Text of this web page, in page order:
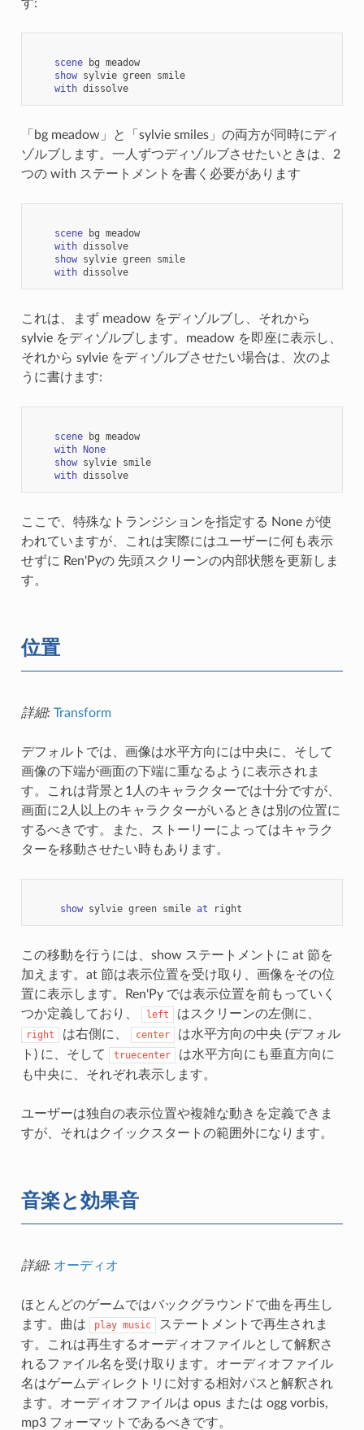
す:
scene bg meadow
show sylvie green smile
with dissolve
「bg meadow」と「sylvie smiles」の両方が同時にディ
ゾルブします。一人ずつディゾルブさせたいときは、2
つの with ステートメントを書く必要があります
scene bg meadow
with dissolve
show sylvie green smile
with dissolve
これは、まず meadow をディゾルブし、それから
sylvie をディゾルブします。meadow を即座に表示し、
それから sylvie をディゾルブさせたい場合は、次のよ
うに書けます:
scene bg meadow
with None
show sylvie smile
with dissolve
ここで、特殊なトランジションを指定する None が使
われていますが、これは実際にはユーザーに何も表示
せずに Ren'Pyの 先頭スクリーンの内部状態を更新しま
す。
位置
詳細: Transform
デフォルトでは、画像は水平方向には中央に、そして
画像の下端が画面の下端に重なるように表示されま
す。これは背景と1人のキャラクターでは十分ですが、
画面に2人以上のキャラクターがいるときは別の位置に
するべきです。また、ストーリーによってはキャラク
ターを移動させたい時もあります。
show sylvie green smile at right
この移動を行うには、show ステートメントに at 節を
加えます。at 節は表示位置を受け取り、画像をその位
置に表示します。Ren'Py では表示位置を前もっていく
つか定義しており、
left はスクリーンの左側に、
right は右側に、 center
は水平方向の中央 (デフォル
ト) に、そして
truecenter
は水平方向にも垂直方向に
も中央に、それぞれ表示します。
ユーザーは独自の表示位置や複雑な動きを定義できま
すが、それはクイックスタートの範囲外になります。
音楽と効果音
詳細: オーディオ
ほとんどのゲームではバックグラウンドで曲を再生し
ます。曲は
play music
ステートメントで再生されま
す。これは再生するオーディオファイルとして解釈さ
れるファイル名を受け取ります。オーディオファイル
名はゲームディレクトリに対する相対パスと解釈され
ます。オーディオファイルは opus または ogg vorbis,
mp3 フォーマットであるべきです。